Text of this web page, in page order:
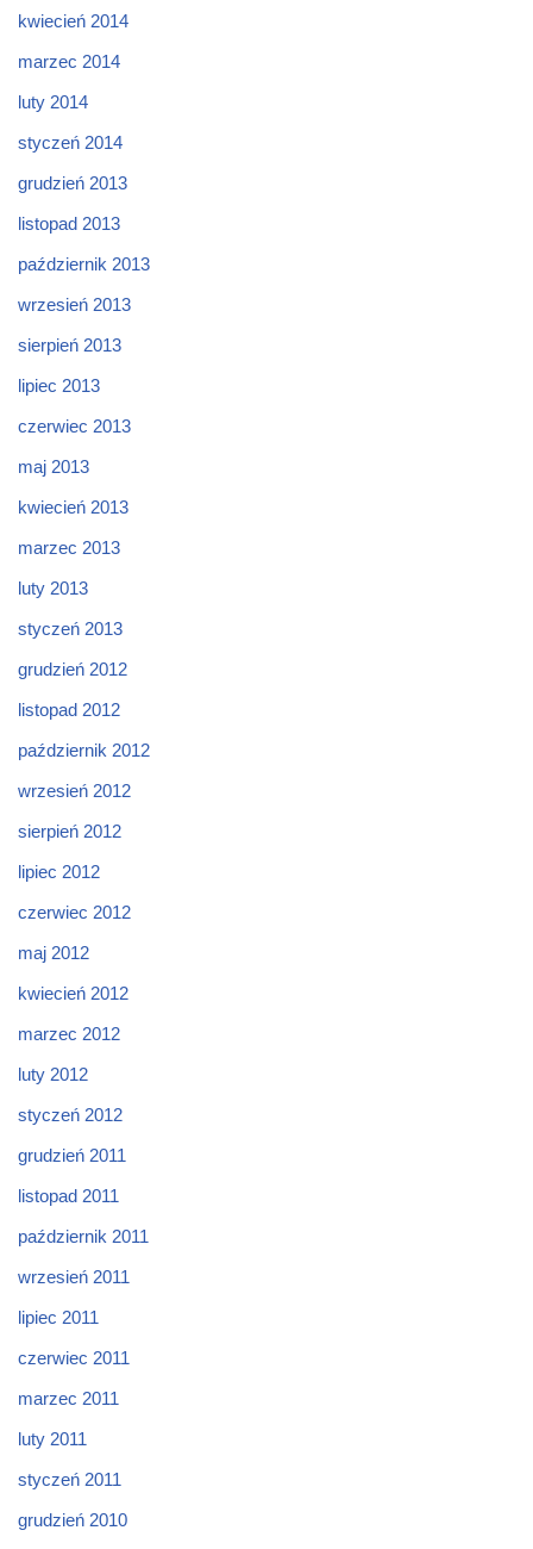
kwiecień 2014
marzec 2014
luty 2014
styczeń 2014
grudzień 2013
listopad 2013
październik 2013
wrzesień 2013
sierpień 2013
lipiec 2013
czerwiec 2013
maj 2013
kwiecień 2013
marzec 2013
luty 2013
styczeń 2013
grudzień 2012
listopad 2012
październik 2012
wrzesień 2012
sierpień 2012
lipiec 2012
czerwiec 2012
maj 2012
kwiecień 2012
marzec 2012
luty 2012
styczeń 2012
grudzień 2011
listopad 2011
październik 2011
wrzesień 2011
lipiec 2011
czerwiec 2011
marzec 2011
luty 2011
styczeń 2011
grudzień 2010